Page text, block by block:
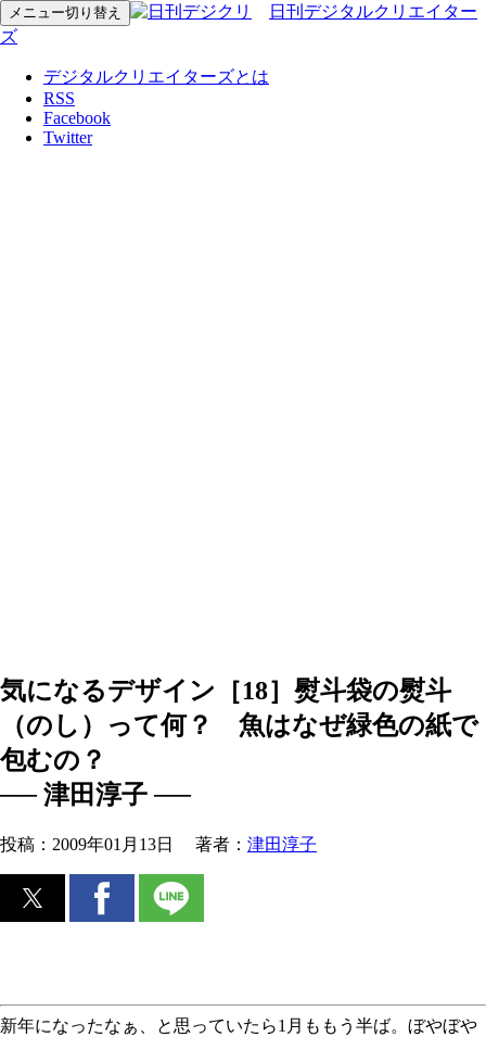
メニュー切り替え
日刊デジタルクリエイター
ズ
デジタルクリエイターズとは
RSS
Facebook
Twitter
気になるデザイン［18］熨斗袋の熨斗
（のし）って何？ 魚はなぜ緑色の紙で
包むの？
── 津田淳子 ──
投稿： 2009年01月13日 著者： 津田淳子
新年になったなぁ、と思っていたら1月ももう半ば。ぼやぼや